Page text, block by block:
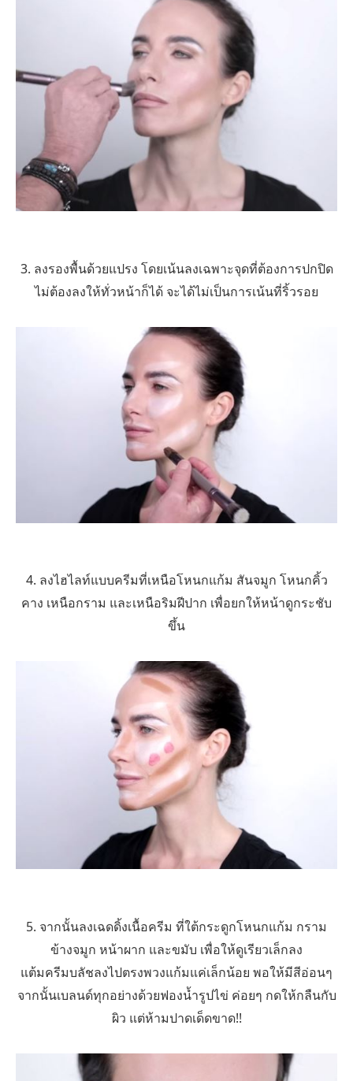
3. ลงรองพื้นด้วยแปรง โดยเน้นลงเฉพาะจุดที่ต้องการปกปิด
ไม่ต้องลงให้ทั่วหน้าก็ได้ จะได้ไม่เป็นการเน้นที่ริ้วรอย
4. ลงไฮไลท์แบบครีมที่เหนือโหนกแก้ม สันจมูก โหนกคิ้ว
คาง เหนือกราม และเหนือริมฝีปาก เพื่อยกให้หน้าดูกระชับ
ขึ้น
5. จากนั้นลงเฉดดิ้งเนื้อครีม ที่ใต้กระดูกโหนกแก้ม กราม
ข้างจมูก หน้าผาก และขมับ เพื่อให้ดูเรียวเล็กลง
แต้มครีมบลัชลงไปตรงพวงแก้มแค่เล็กน้อย พอให้มีสีอ่อนๆ
จากนั้นเบลนด์ทุกอย่างด้วยฟองน้ำรูปไข่ ค่อยๆ กดให้กลืนกับ
ผิว แต่ห้ามปาดเด็ดขาด!!